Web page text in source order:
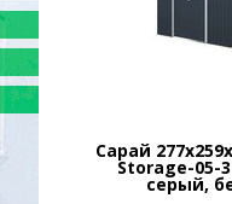
Сарай
Storage-05-
серый,